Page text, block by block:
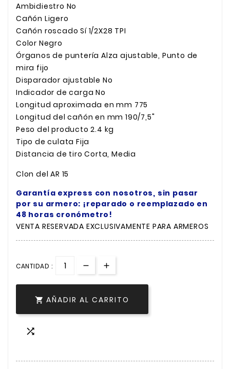
Ambidiestro No
Cañón Ligero
Cañón roscado Sí 1/2X28 TPI
Color Negro
Órganos de puntería Alza ajustable, Punto de
mira fijo
Disparador ajustable No
Indicador de carga No
Longitud aproximada en mm 775
Longitud del cañón en mm 190/7,5"
Peso del producto 2.4 kg
Tipo de culata Fija
Distancia de tiro Corta, Media
Clon del AR 15
Garantía express con nosotros, sin pasar
por su armero: ¡reparado o reemplazado en
48 horas cronómetro!
VENTA RESERVADA EXCLUSIVAMENTE PARA ARMEROS
CANTIDAD :
 AÑADIR AL CARRITO
